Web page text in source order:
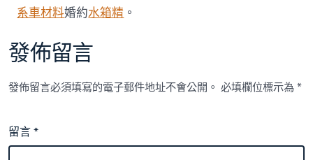
費
中
系車材料婚約水箱精 。
發佈留言
發佈留言必須填寫的電子郵件地址不會公開。 必填欄位標示為*
留言*